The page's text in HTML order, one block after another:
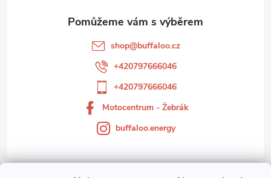
shop@buffaloo.cz
+420797666046
+420797666046
Motocentrum - Žebrák
buffaloo.energy